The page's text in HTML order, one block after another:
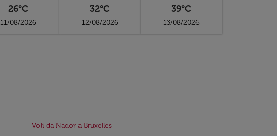
26°C
11/08/2026
32°C
12/08/2026
39°C
13/08/2026
Voli da Nador a Bruxelles